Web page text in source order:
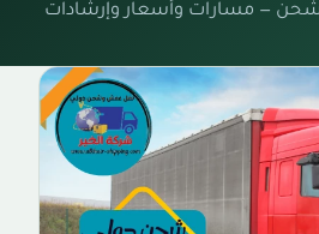
— مسارات وأسعار وإرشادات